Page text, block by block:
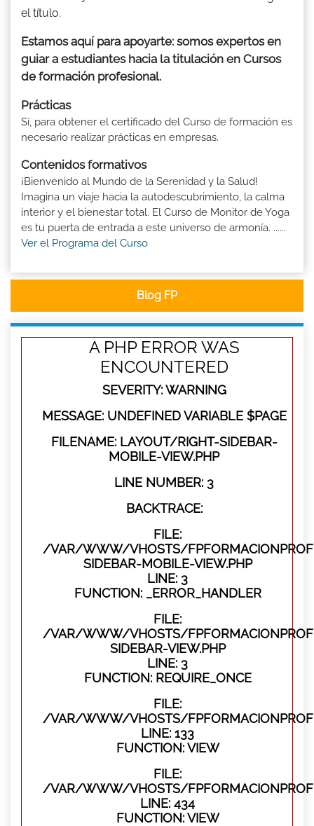
el título.
Estamos aquí para apoyarte: somos expertos en
guiar a estudiantes hacia la titulación en Cursos
de formación profesional.
Prácticas
Sí, para obtener el certificado del Curso de formación es
necesario realizar prácticas en empresas.
Contenidos formativos
¡Bienvenido al Mundo de la Serenidad y la Salud!
Imagina un viaje hacia la autodescubrimiento, la calma
interior y el bienestar total. El Curso de Monitor de Yoga
es tu puerta de entrada a este universo de armonía. ......
Ver el Programa del Curso
Blog FP
A PHP ERROR WAS
ENCOUNTERED
SEVERITY: WARNING
MESSAGE: UNDEFINED VARIABLE $PAGE
FILENAME: LAYOUT/RIGHT-SIDEBAR-
MOBILE-VIEW.PHP
LINE NUMBER: 3
BACKTRACE:
FILE:
/VAR/WWW/VHOSTS/
SIDEBAR-MOBILE-VIEW.PHP
LINE: 3
FUNCTION: _ERROR_HANDLER
FILE:
/VAR/WWW/VHOSTS/
SIDEBAR-VIEW.PHP
LINE: 3
FUNCTION: REQUIRE_ONCE
FILE:
/VAR/WWW/VHOSTS/
LINE: 133
FUNCTION: VIEW
FILE:
/VAR/WWW/VHOSTS/
LINE: 434
FUNCTION: VIEW